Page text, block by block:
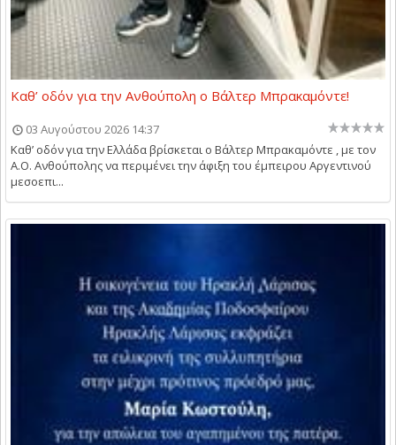
Καθ’ οδόν για την Ανθούπολη ο Βάλτερ Μπρακαμόντε!
03 Αυγούστου 2026 14:37
Καθ’ οδόν για την Ελλάδα βρίσκεται ο Βάλτερ Μπρακαμόντε , με τον
Α.Ο. Ανθούπολης να περιμένει την άφιξη του έμπειρου Αργεντινού
μεσοεπι...